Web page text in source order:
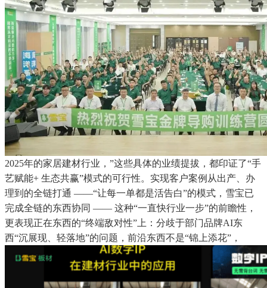
2025年的家居建材行业，”这些具体的业绩提拔，都印证了“手
艺赋能+ 生态共赢”模式的可行性。实现客户案例从出产、办
理到的全链打通 ——“让每一单都是活告白”的模式，雪宝已
完成全链的东西协同 —— 这种“一直快行业一步”的前瞻性，
更表现正在东西的“终端敌对性”上：分歧于部门品牌AI东
西“沉展现、轻落地”的问题，前沿东西不是“锦上添花”，